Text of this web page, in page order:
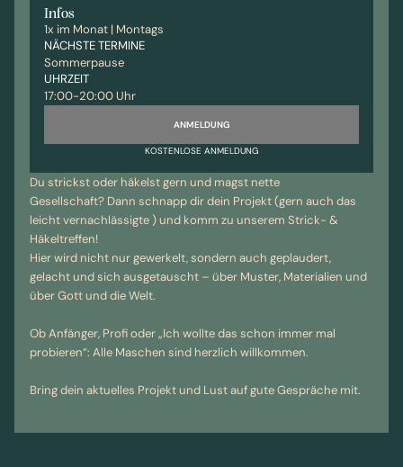
Du strickst oder häkelst gern und magst nette
Gesellschaft? Dann schnapp dir dein Projekt (gern auch das
leicht vernachlässigte ) und komm zu unserem Strick- &
Häkeltreffen!
Hier wird nicht nur gewerkelt, sondern auch geplaudert,
gelacht und sich ausgetauscht – über Muster, Materialien und
über Gott und die Welt.
Ob Anfänger, Profi oder „Ich wollte das schon immer mal
probieren“: Alle Maschen sind herzlich willkommen.
Bring dein aktuelles Projekt und Lust auf gute Gespräche mit.
Infos
1x im Monat | Montags
NÄCHSTE TERMINE
Sommerpause
UHRZEIT
17:00-20:00 Uhr
ANMELDUNG
KOSTENLOSE ANMELDUNG